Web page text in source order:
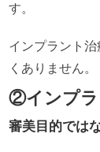
す。
インプラント
くありません。
②インプラ
審美目的では